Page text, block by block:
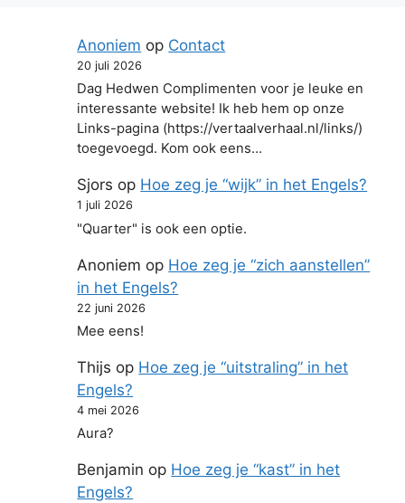
Anoniem op Contact
20 juli 2026
Dag Hedwen Complimenten voor je leuke en
interessante website! Ik heb hem op onze
Links-pagina (https://vertaalverhaal.nl/links/)
toegevoegd. Kom ook eens…
Sjors op Hoe zeg je “wijk” in het Engels?
1 juli 2026
"Quarter" is ook een optie.
Anoniem op Hoe zeg je “zich aanstellen”
in het Engels?
22 juni 2026
Mee eens!
Thijs op Hoe zeg je “uitstraling” in het
Engels?
4 mei 2026
Aura?
Benjamin op Hoe zeg je “kast” in het
Engels?